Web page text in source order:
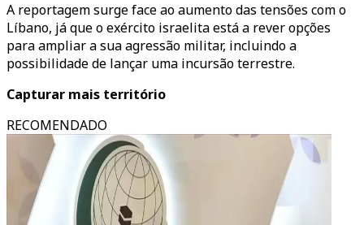
A reportagem surge face ao aumento das tensões com o
Líbano, já que o exército israelita está a rever opções
para ampliar a sua agressão militar, incluindo a
possibilidade de lançar uma incursão terrestre.
Capturar mais território
RECOMENDADO